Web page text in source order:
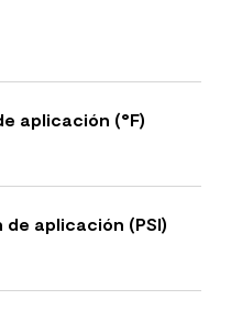
aplicación (°F)
aplicación (PSI)